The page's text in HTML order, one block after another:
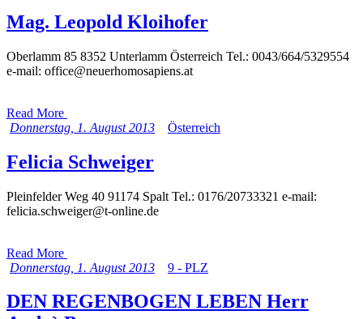
Mag. Leopold Kloihofer
Oberlamm 85 8352 Unterlamm Österreich Tel.: 0043/664/5329554
e-mail: office@neuerhomosapiens.at
Read More
Donnerstag, 1. August 2013
Österreich
Felicia Schweiger
Pleinfelder Weg 40 91174 Spalt Tel.: 0176/20733321 e-mail:
felicia.schweiger@t-online.de
Read More
Donnerstag, 1. August 2013
9 - PLZ
DEN REGENBOGEN LEBEN Herr